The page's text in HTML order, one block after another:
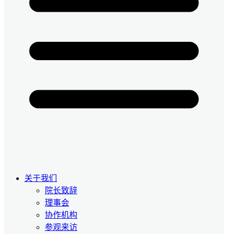
关于我们
院长致辞
理事会
协作机构
参观来访